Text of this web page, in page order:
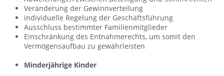
Veränderung der Gewinnverteilung
individuelle Regelung der Geschäftsführung
Ausschluss bestimmter Familienmitglieder
Einschränkung des Entnahmerechts, um somit den
Vermögensaufbau zu gewährleisten
Minderjährige Kinder